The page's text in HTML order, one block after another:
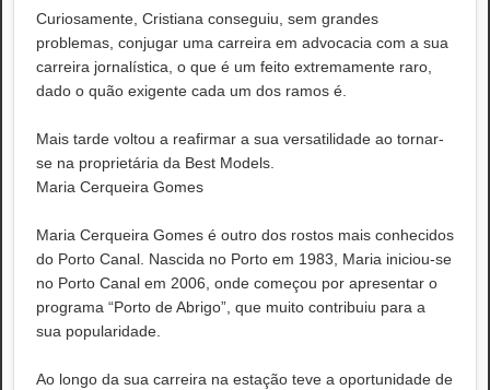
Curiosamente, Cristiana conseguiu, sem grandes
problemas, conjugar uma carreira em advocacia com a sua
carreira jornalística, o que é um feito extremamente raro,
dado o quão exigente cada um dos ramos é.
Mais tarde voltou a reafirmar a sua versatilidade ao tornar-
se na proprietária da Best Models.
Maria Cerqueira Gomes
Maria Cerqueira Gomes é outro dos rostos mais conhecidos
do Porto Canal. Nascida no Porto em 1983, Maria iniciou-se
no Porto Canal em 2006, onde começou por apresentar o
programa “Porto de Abrigo”, que muito contribuiu para a
sua popularidade.
Ao longo da sua carreira na estação teve a oportunidade de